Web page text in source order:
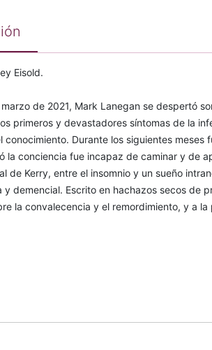
Eisold.
de 2021, Mark Lanegan se despertó
primeros y devastadores síntomas de la
conocimiento. Durante los siguientes
la conciencia fue incapaz de caminar y de
de Kerry, entre el insomnio y un sueño
y demencial. Escrito en hachazos secos de
la convalecencia y el remordimiento, y a